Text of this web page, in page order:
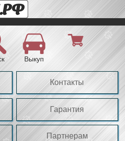
Выкуп
Контакты
Гарантия
Партнерам